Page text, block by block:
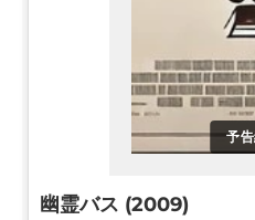
予
幽霊バス (2009)